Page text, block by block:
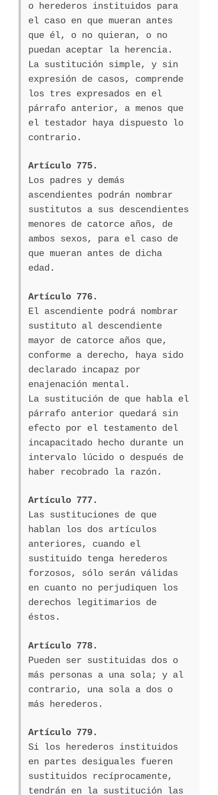
o herederos instituidos para
el caso en que mueran antes
que él, o no quieran, o no
puedan aceptar la herencia.
La sustitución simple, y sin
expresión de casos, comprende
los tres expresados en el
párrafo anterior, a menos que
el testador haya dispuesto lo
contrario.
Artículo 775.
Los padres y demás
ascendientes podrán nombrar
sustitutos a sus descendientes
menores de catorce años, de
ambos sexos, para el caso de
que mueran antes de dicha
edad.
Artículo 776.
El ascendiente podrá nombrar
sustituto al descendiente
mayor de catorce años que,
conforme a derecho, haya sido
declarado incapaz por
enajenación mental.
La sustitución de que habla el
párrafo anterior quedará sin
efecto por el testamento del
incapacitado hecho durante un
intervalo lúcido o después de
haber recobrado la razón.
Artículo 777.
Las sustituciones de que
hablan los dos artículos
anteriores, cuando el
sustituido tenga herederos
forzosos, sólo serán válidas
en cuanto no perjudiquen los
derechos legitimarios de
éstos.
Artículo 778.
Pueden ser sustituidas dos o
más personas a una sola; y al
contrario, una sola a dos o
más herederos.
Artículo 779.
Si los herederos instituidos
en partes desiguales fueren
sustituidos recíprocamente,
tendrán en la sustitución las